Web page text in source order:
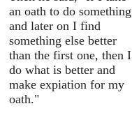
an oath to do something
and later on I find
something else better
than the first one, then I
do what is better and
make expiation for my
oath."